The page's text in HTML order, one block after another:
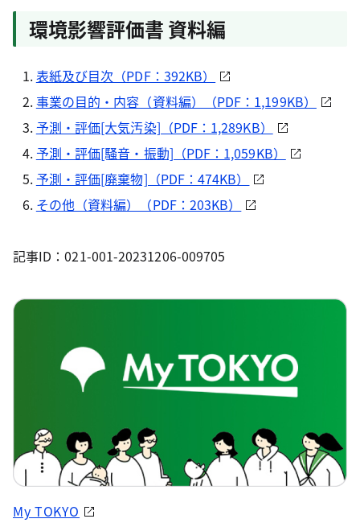
環境影響評価書 資料編
表紙及び目次（PDF：392KB）
事業の目的・内容（資料編）（PDF：1,199KB）
予測・評価[大気汚染]（PDF：1,289KB）
予測・評価[騒音・振動]（PDF：1,059KB）
予測・評価[廃棄物]（PDF：474KB）
その他（資料編）（PDF：203KB）
記事ID：021-001-20231206-009705
My TOKYO